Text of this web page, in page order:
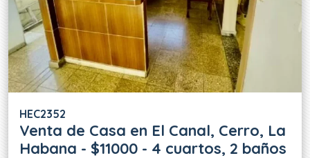
HEC2352
Venta de Casa en El Canal, Cerro, La
Habana - $11000 - 4 cuartos, 2 baños